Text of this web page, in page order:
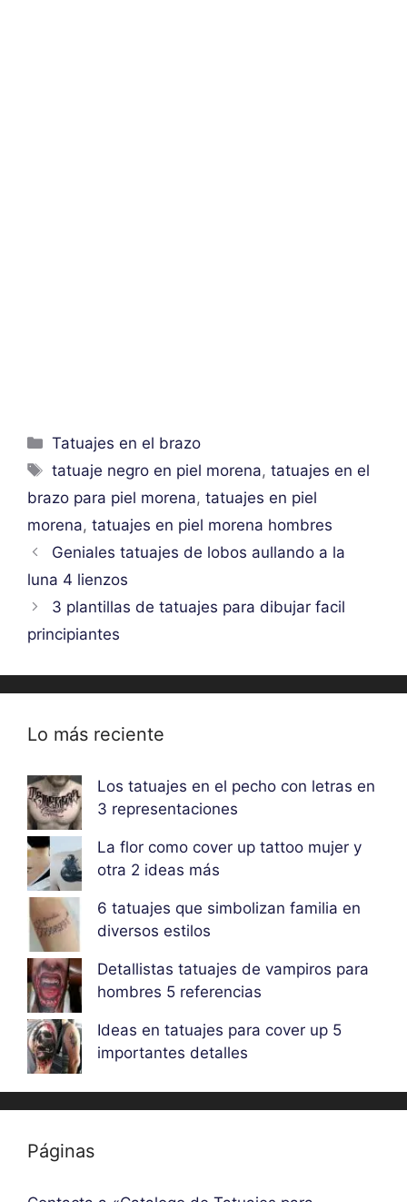
Categorías
Tatuajes en el brazo
Etiquetas
tatuaje negro en piel morena,tatuajes en el
brazo para piel morena, tatuajes en piel
morena, tatuajes en piel morena hombres
Geniales tatuajes de lobos aullando a la
luna 4 lienzos
3 plantillas de tatuajes para dibujar facil
principiantes
Lo más reciente
Los tatuajes en el pecho con letras en
3 representaciones
La flor como cover up tattoo mujer y
otra 2 ideas más
6 tatuajes que simbolizan familia en
diversos estilos
Detallistas tatuajes de vampiros para
hombres 5 referencias
Ideas en tatuajes para cover up 5
importantes detalles
Páginas